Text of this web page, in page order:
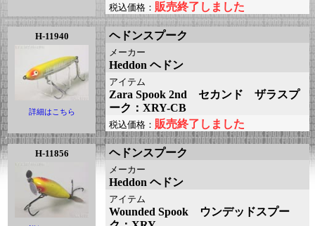
税込価格： 販売終了しました
H-11940
詳細はこちら
ヘドンスプーク
メーカー
Heddon ヘドン
アイテム
Zara Spook 2nd セカンド ザラスプ
ーク：XRY-CB
税込価格： 販売終了しました
H-11856 ヘドンスプーク
メーカー
Heddon ヘドン
アイテム
Wounded Spook ウンデッドスプー